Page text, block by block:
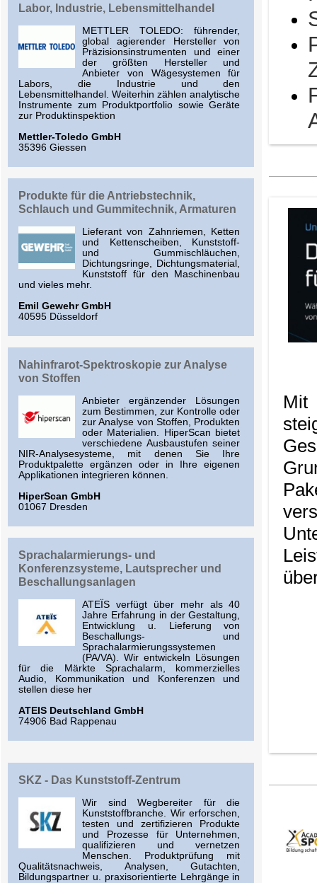
Labor, Industrie, Lebensmittelhandel
METTLER TOLEDO: führender,
global agierender Hersteller von
Präzisionsinstrumenten und einer
der größten Hersteller und
Anbieter von Wägesystemen für
Labors, die Industrie und den
Lebensmittelhandel. Weiterhin zählen analytische
Instrumente zum Produktportfolio sowie Geräte
zur Produktinspektion
Mettler-Toledo GmbH
35396 Giessen
Produkte für die Antriebstechnik,
Schlauch und Gummitechnik, Armaturen
Lieferant von Zahnriemen, Ketten
und Kettenscheiben, Kunststoff-
und Gummischläuchen,
Dichtungsringe, Dichtungsmaterial,
Kunststoff für den Maschinenbau
und vieles mehr.
Emil Gewehr GmbH
40595 Düsseldorf
Nahinfrarot-Spektroskopie zur Analyse
von Stoffen
Anbieter ergänzender Lösungen
zum Bestimmen, zur Kontrolle oder
zur Analyse von Stoffen, Produkten
oder Materialien. HiperScan bietet
verschiedene Ausbaustufen seiner
NIR-Analysesysteme, mit denen Sie Ihre
Produktpalette ergänzen oder in Ihre eigenen
Applikationen integrieren können.
HiperScan GmbH
01067 Dresden
Sprachalarmierungs- und
Konferenzsysteme, Lautsprecher und
Beschallungsanlagen
ATEÏS verfügt über mehr als 40
Jahre Erfahrung in der Gestaltung,
Entwicklung u. Lieferung von
Beschallungs- und
Sprachalarmierungssystemen
(PA/VA). Wir entwickeln Lösungen
für die Märkte Sprachalarm, kommerzielles
Audio, Kommunikation und Konferenzen und
stellen diese her
ATEIS Deutschland GmbH
74906 Bad Rappenau
SKZ - Das Kunststoff-Zentrum
Wir sind Wegbereiter für die
Kunststoffbranche. Wir erforschen,
testen und zertifizieren Produkte
und Prozesse für Unternehmen,
qualifizieren und vernetzen
Menschen. Produktprüfung mit
Qualitätsnachweis, Analysen, Gutachten,
Bildungspartner u. praxisorientierte Lehrgänge in
Mit